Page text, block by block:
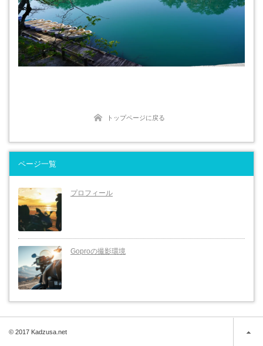
トップページに戻る
ページ一覧
プロフィール
Goproの撮影環境
© 2017 Kadzusa.net